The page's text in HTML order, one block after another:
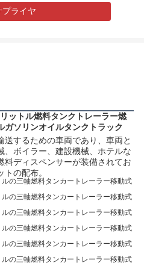
プライヤ
ットル燃料タンクトレーラー燃
ソリンオイルタンクトラック
するための車両であり、車両と
、ボイラー、建設機械、ホテルな
料ディスペンサーが装備されてお
の配布。